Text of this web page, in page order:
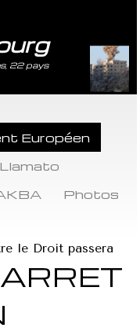
22 pays
Européen
Photos
le Droit passera